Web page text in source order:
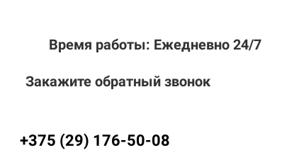
Время работы: Ежедневно 24/7
Закажите обратный звонок
+375 (29) 176-50-08